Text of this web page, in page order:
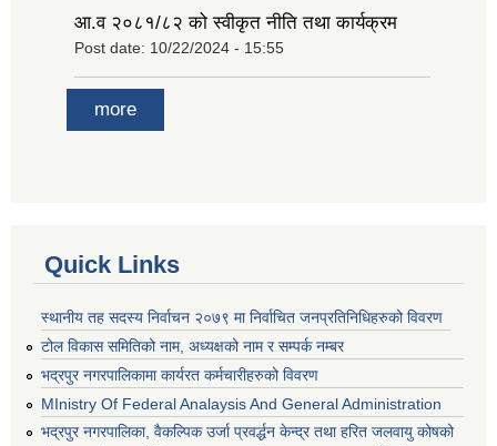
आ.व २०८१/८२ को स्वीकृत नीति तथा कार्यक्रम
Post date: 10/22/2024 - 15:55
more
Quick Links
स्थानीय तह सदस्य निर्वाचन २०७९ मा निर्वाचित जनप्रतिनिधिहरुको विवरण
टोल विकास समितिको नाम, अध्यक्षको नाम र सम्पर्क नम्बर
भद्रपुर नगरपालिकामा कार्यरत कर्मचारीहरुको विवरण
MInistry Of Federal Analaysis And General Administration
भद्रपुर नगरपालिका, वैकल्पिक उर्जा प्रवर्द्धन केन्द्र तथा हरित जलवायु कोषको